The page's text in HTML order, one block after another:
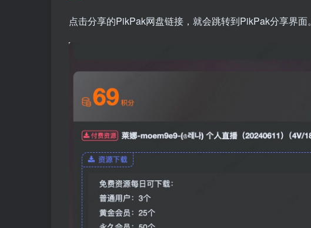
点击分享的PikPak网盘链接，就会跳转到PikPak分享界面。